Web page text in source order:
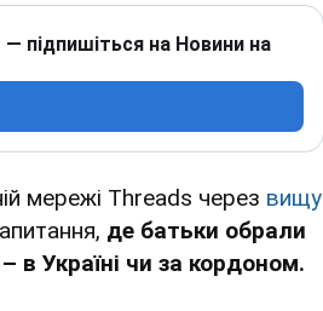
підпишіться на Новини на
мережі Threads через вищу
де батьки обрали
в Україні чи за кордоном.